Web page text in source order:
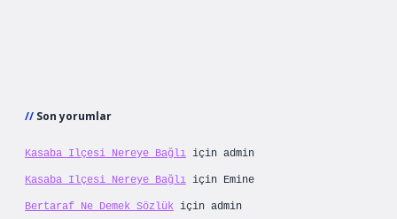
Son yorumlar
Kasaba Ilçesi Nereye Bağlı için admin
Kasaba Ilçesi Nereye Bağlı için Emine
Bertaraf Ne Demek Sözlük için admin